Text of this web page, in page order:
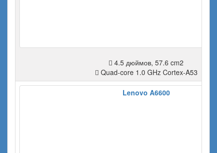
4.5 дюймов, 57.6 cm2
Quad-core 1.0 GHz Cortex-A53
Lenovo A6600